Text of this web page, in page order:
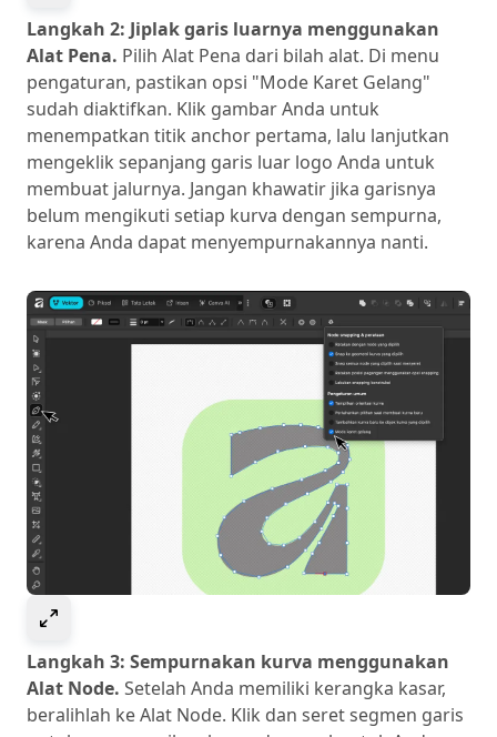
Langkah 2: Jiplak garis luarnya menggunakan
Alat Pena. Pilih Alat Pena dari bilah alat. Di menu
pengaturan, pastikan opsi "Mode Karet Gelang"
sudah diaktifkan. Klik gambar Anda untuk
menempatkan titik anchor pertama, lalu lanjutkan
mengeklik sepanjang garis luar logo Anda untuk
membuat jalurnya. Jangan khawatir jika garisnya
belum mengikuti setiap kurva dengan sempurna,
karena Anda dapat menyempurnakannya nanti.
Langkah 3: Sempurnakan kurva menggunakan
Alat Node. Setelah Anda memiliki kerangka kasar,
beralihlah ke Alat Node. Klik dan seret segmen garis